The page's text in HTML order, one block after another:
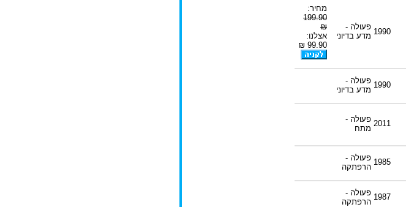
1990
פעולה -
מדע בדיוני
מחיר:
199.90
₪
אצלנו:
99.90 ₪
1990 פעולה -
מדע בדיוני
2011 פעולה -
מתח
1985 פעולה -
הרפתקה
1987 פעולה -
הרפתקה